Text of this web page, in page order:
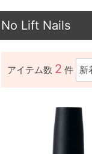
No Lift Nails
アイテム数 2 件